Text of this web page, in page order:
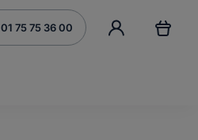
01 75 75 36 00